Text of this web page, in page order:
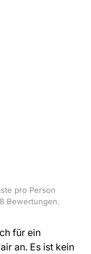
pro Person
Bewertungen.
für ein
an. Es ist kein